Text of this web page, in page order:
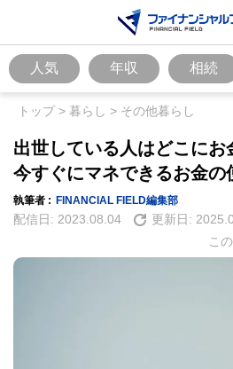
人気 年収 相続
トップ> 暮らし > その他暮らし
出世している人はどこにお
今すぐにマネできるお金の
執筆者 : FINANCIAL FIELD編集部
配信日: 2023.08.04 更新日:
こ